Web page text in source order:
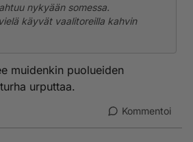
nykyään somessa.
käyvät vaalitoreilla kahvin
muidenkin puolueiden
urputtaa.
Kommentoi